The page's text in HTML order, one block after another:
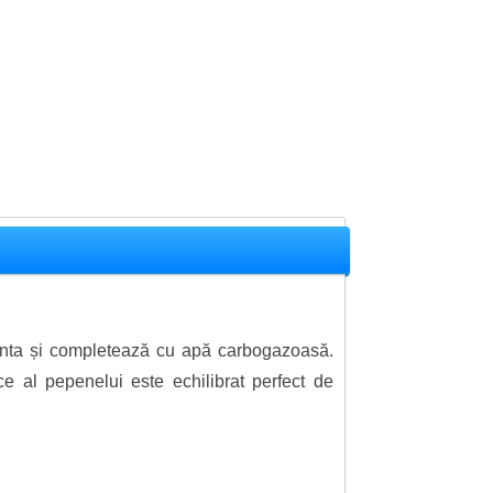
și completează cu apă carbogazoasă.
al pepenelui este echilibrat perfect de